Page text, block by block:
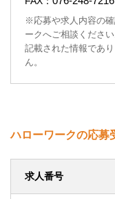
※応募や求人内容の
ークへご相談くださ
記載された情報であ
ん。
ハローワークの応募
求人番号